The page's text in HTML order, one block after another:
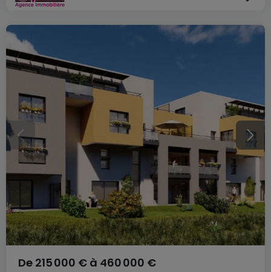
De 215 000 € à 460 000 €